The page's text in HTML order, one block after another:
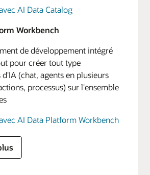
AI Data Catalog
Workbench
de développement intégré
pour créer tout type
(chat, agents en plusieurs
processus) sur l'ensemble
AI Data Platform Workbench